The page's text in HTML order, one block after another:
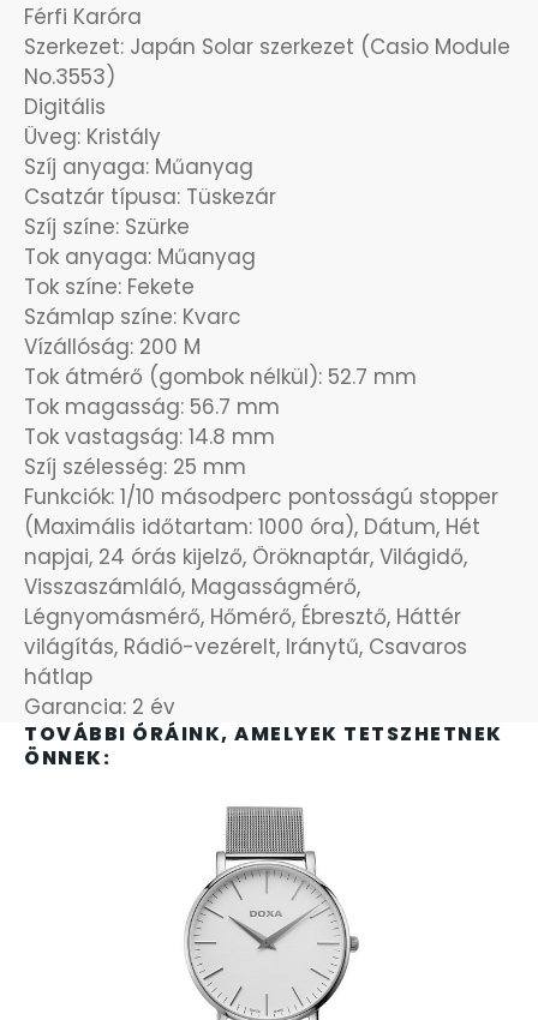
TOVÁBBI ÓRÁINK, AMELYEK TETSZHETNEK
ÖNNEK:
Férfi Karóra
Szerkezet: Japán Solar szerkezet (Casio Module
No.3553)
Digitális
Üveg: Kristály
Szíj anyaga: Műanyag
Csatzár típusa: Tüskezár
Szíj színe: Szürke
Tok anyaga: Műanyag
Tok színe: Fekete
Számlap színe: Kvarc
Vízállóság: 200 M
Tok átmérő (gombok nélkül): 52.7 mm
Tok magasság: 56.7 mm
Tok vastagság: 14.8 mm
Szíj szélesség: 25 mm
Funkciók: 1/10 másodperc pontosságú stopper
(Maximális időtartam: 1000 óra), Dátum, Hét
napjai, 24 órás kijelző, Öröknaptár, Világidő,
Visszaszámláló, Magasságmérő,
Légnyomásmérő, Hőmérő, Ébresztő, Háttér
világítás, Rádió-vezérelt, Iránytű, Csavaros
hátlap
Garancia: 2 év
OKOSÓRÁK
ÖNGYÚJTÓK
ÓRAFORGATÓK
ÓRÁS GÉPEK
ÓRATARTÓ DOBOZOK
ORIENT
POLICE
PULSAR
SANTA BARBARA
SECTOR
SEIKO
SENCOR